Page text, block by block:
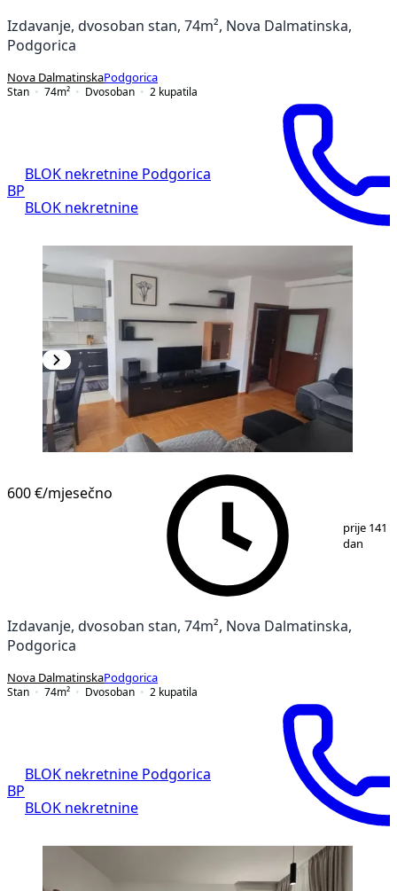
Izdavanje, dvosoban stan, 74m², Nova Dalmatinska,
Podgorica
Nova DalmatinskaPodgorica
Stan
74m² Dvosoban 2 kupatila
BP
BLOK nekretnine Podgorica
BLOK nekretnine
600 €/mjesečno
prije 141
dan
Izdavanje, dvosoban stan, 74m², Nova Dalmatinska,
Podgorica
Nova DalmatinskaPodgorica
Stan
74m² Dvosoban 2 kupatila
BP
BLOK nekretnine Podgorica
BLOK nekretnine